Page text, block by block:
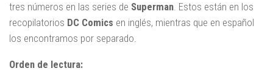
tres números en las series de Superman. Estos están en los
recopilatorios DC Comics en inglés, mientras que en español
los encontramos por separado.
Orden de lectura: